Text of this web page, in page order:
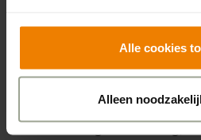
Alle cookies
Alleen
AGB-code: 04114860
BIG: 99058953404
Maaike Visser